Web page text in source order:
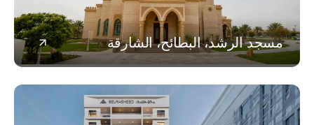
الرشد، البطائح، الشارقة